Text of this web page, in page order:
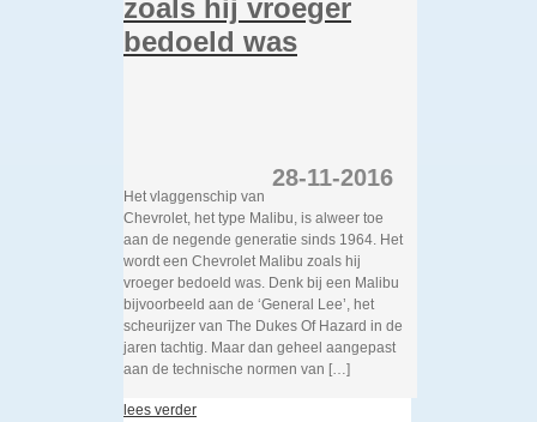
zoals hij vroeger
bedoeld was
28-11-2016
Het vlaggenschip van
Chevrolet, het type Malibu, is alweer toe
aan de negende generatie sinds 1964. Het
wordt een Chevrolet Malibu zoals hij
vroeger bedoeld was. Denk bij een Malibu
bijvoorbeeld aan de ‘General Lee’, het
scheurijzer van The Dukes Of Hazard in de
jaren tachtig. Maar dan geheel aangepast
aan de technische normen van […]
lees verder